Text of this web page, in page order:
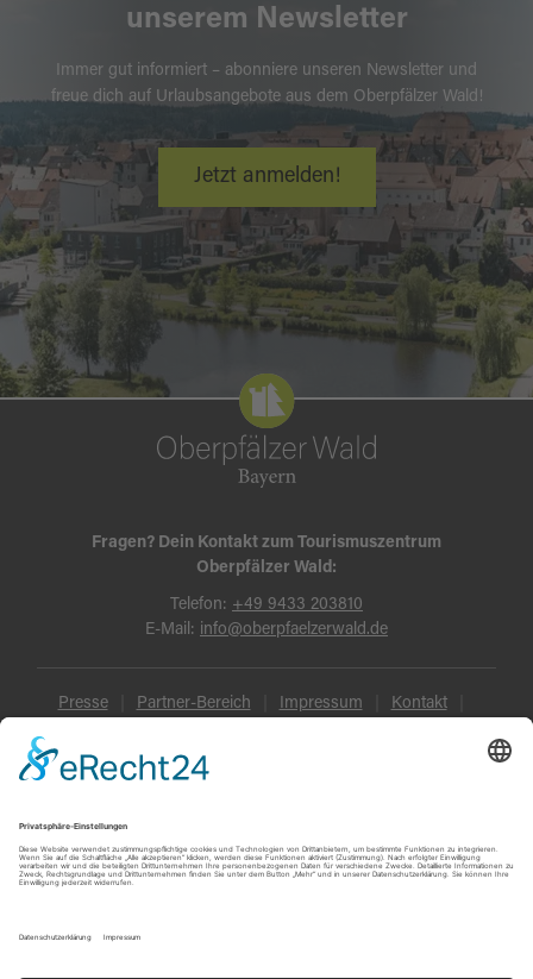
unserem Newsletter
Immer gut informiert – abonniere unseren Newsletter und
freue dich auf Urlaubsangebote aus dem Oberpfälzer Wald!
Jetzt anmelden!
Fragen? Dein Kontakt zum Tourismuszentrum
Oberpfälzer Wald:
Telefon: +49 9433 203810
E-Mail: info@oberpfaelzerwald.de
Presse Partner-Bereich Impressum Kontakt
Datenschutz